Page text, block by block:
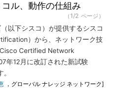
ル、動作の仕組み
（1/2 ページ）
以下シスコ）が提供するシスコ
）から、ネットワーク技
Certified Network
年12月に改訂された新試験
，グローバル ナレッジ ネットワーク]